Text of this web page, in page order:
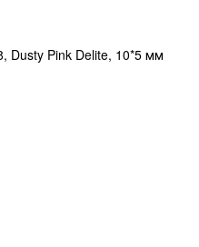
Dusty Pink Delite, 10*5 мм